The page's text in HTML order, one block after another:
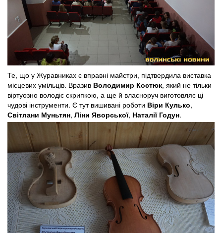
Те, що у Журавниках є вправні майстри, підтвердила виставка
місцевих умільців. Вразив Володимир Костюк, який не тільки
віртуозно володіє скрипкою, а ще й власноруч виготовляє ці
чудові інструменти. Є тут вишивані роботи Віри Кулько,
Світлани Муньтян, Ліни Яворської, Наталії Годун.